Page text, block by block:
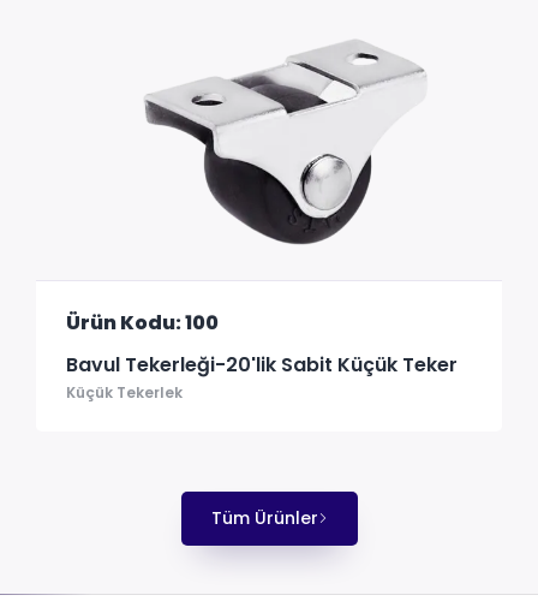
Ürün Kodu: 100
Bavul Tekerleği-20'lik Sabit Küçük Teker
Küçük Tekerlek
Tüm Ürünler